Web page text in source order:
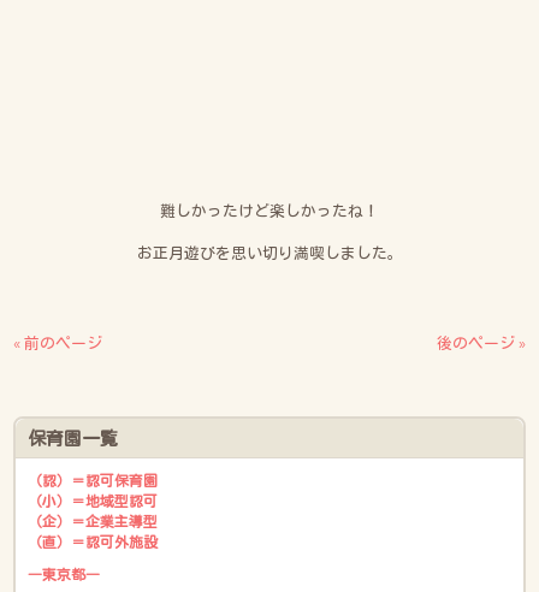
難しかったけど楽しかったね！
お正月遊びを思い切り満喫しました。
« 前のページ 後のページ »
保育園一覧
（認）＝認可保育園
（小）＝地域型認可
（企）＝企業主導型
（直）＝認可外施設
―東京都―